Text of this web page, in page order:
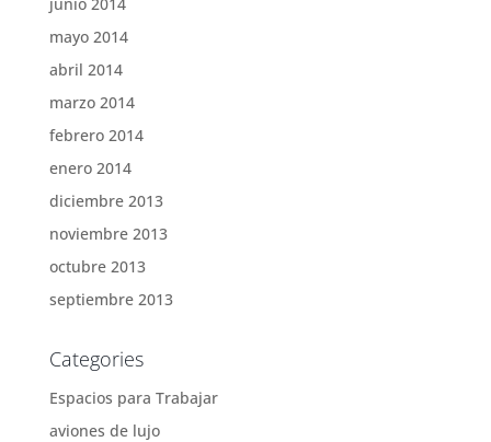
mayo 2014
abril 2014
marzo 2014
febrero 2014
enero 2014
diciembre 2013
noviembre 2013
octubre 2013
septiembre 2013
Categories
Espacios para Trabajar
aviones de lujo